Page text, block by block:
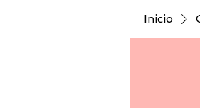
Inicio